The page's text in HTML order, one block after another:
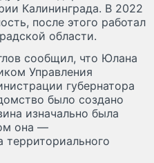
Калининграда. В 2022
после этого работал
области.
сообщил, что Юлана
Управления
губернатора
было создано
изначально была
она —
территориального